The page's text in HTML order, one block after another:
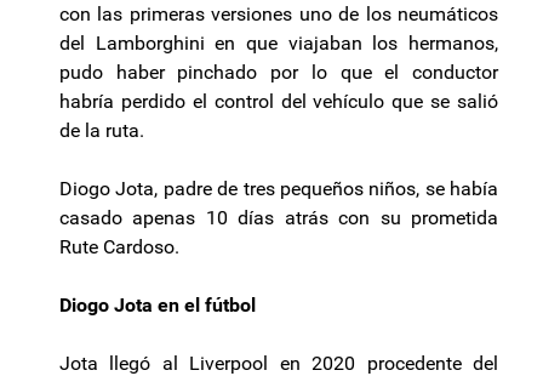
con las primeras versiones uno de los neumáticos
del Lamborghini en que viajaban los hermanos,
pudo haber pinchado por lo que el conductor
habría perdido el control del vehículo que se salió
de la ruta.
Diogo Jota, padre de tres pequeños niños, se había
casado apenas 10 días atrás con su prometida
Rute Cardoso.
Diogo Jota en el fútbol
Jota llegó al Liverpool en 2020 procedente del